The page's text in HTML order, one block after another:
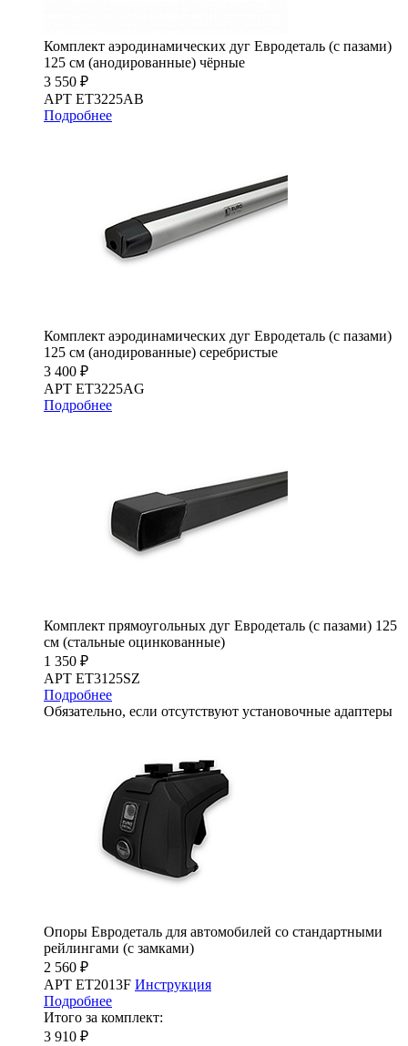
Комплект аэродинамических дуг Евродеталь (с пазами)
125 см (анодированные) чёрные
3 550 ₽
АРТ ET3225AB
Подробнее
Комплект аэродинамических дуг Евродеталь (с пазами)
125 см (анодированные) серебристые
3 400 ₽
АРТ ET3225AG
Подробнее
Комплект прямоугольных дуг Евродеталь (с пазами) 125
см (стальные оцинкованные)
1 350 ₽
АРТ ET3125SZ
Подробнее
Обязательно, если отсутствуют установочные адаптеры
Опоры Евродеталь для автомобилей со стандартными
рейлингами (с замками)
2 560 ₽
АРТ ET2013F Инструкция
Подробнее
Итого за комплект:
3 910 ₽